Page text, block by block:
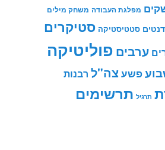
מפלגת העבודה משחק מילים
סטטיסטיקה סטיקרים
ערבים פוליטיקה
פשעצה"ל רבנות
תרגיל תרשימים